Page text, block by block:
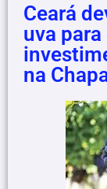
Ceará
uva
na